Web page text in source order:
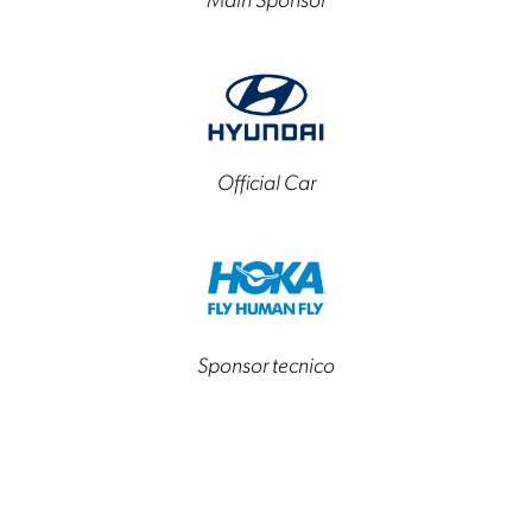
Official Car
Sponsor tecnico